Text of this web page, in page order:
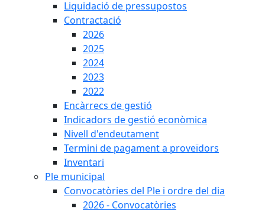
Liquidació de pressupostos
Contractació
2026
2025
2024
2023
2022
Encàrrecs de gestió
Indicadors de gestió econòmica
Nivell d'endeutament
Termini de pagament a proveïdors
Inventari
Ple municipal
Convocatòries del Ple i ordre del dia
2026 - Convocatòries